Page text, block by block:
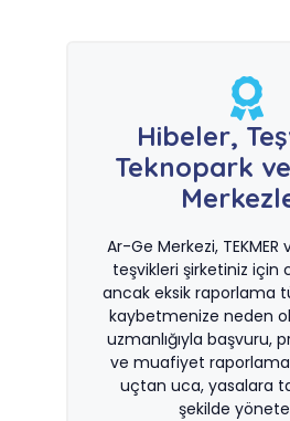
Hibeler,
Teknopark
Ar-Ge Merkezi,
teşvikleri şirketiniz için
ancak eksik raporlama
kaybetmenize neden
uzmanlığıyla başvuru,
ve muafiyet
uçtan uca, yasalara
şekilde